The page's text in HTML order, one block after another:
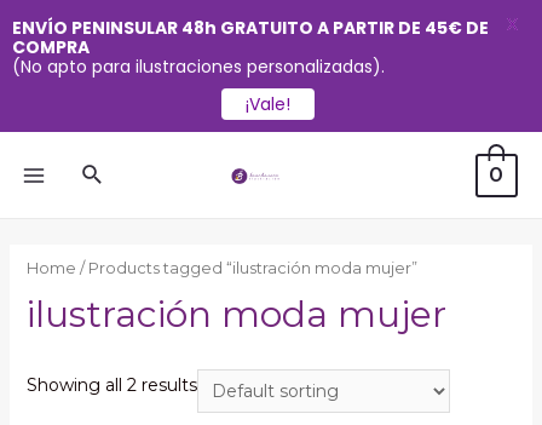
Buscar 0
Home / Products tagged “ilustración moda mujer”
ilustración moda mujer
Showing all 2 results
ENVÍO PENINSULAR 48h GRATUITO A PARTIR DE 45€ DE
COMPRA
(No apto para ilustraciones personalizadas).
¡Vale!
X